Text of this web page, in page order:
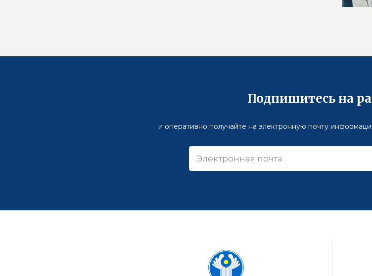
Подпишитесь на
и оперативно получайте на электронную почту